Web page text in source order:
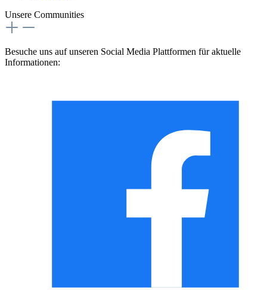
Unsere Communities
Besuche uns auf unseren Social Media Plattformen für aktuelle
Informationen: